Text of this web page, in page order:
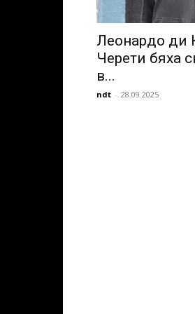
Леонардо ди
Черети бяха
в...
ndt - 28.09.2025